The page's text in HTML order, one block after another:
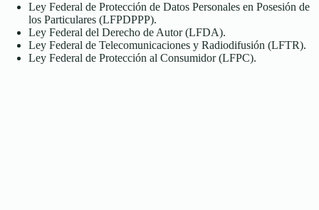
Ley Federal de Protección de Datos Personales en Posesión de
los Particulares (LFPDPPP).
Ley Federal del Derecho de Autor (LFDA).
Ley Federal de Telecomunicaciones y Radiodifusión (LFTR).
Ley Federal de Protección al Consumidor (LFPC).